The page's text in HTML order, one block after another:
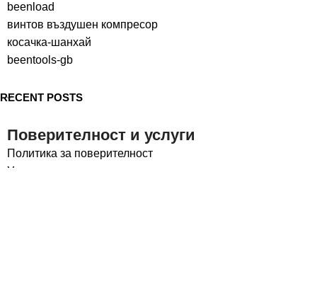
beenload
винтов въздушен компресор
косачка-шанхай
beentools-gb
RECENT POSTS
Поверителност и услуги
Политика за поверителност
Условия за ползване